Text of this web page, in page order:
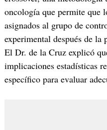
oncología que permite que
asignados al grupo de
experimental después de la
El Dr. de la Cruz explicó
implicaciones estadísticas
específico para evaluar